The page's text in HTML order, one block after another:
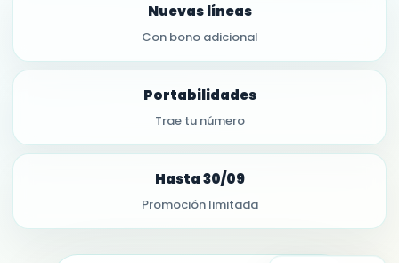
Nuevas líneas
Con bono adicional
Portabilidades
Trae tu número
Hasta 30/09
Promoción limitada